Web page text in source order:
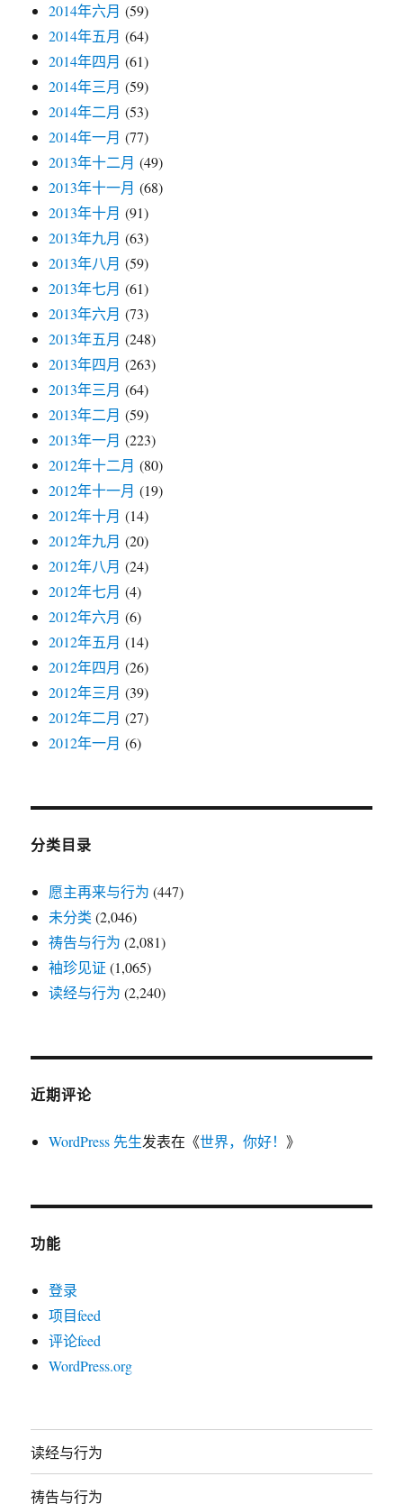
2014年六月 (59)
2014年五月 (64)
2014年四月 (61)
2014年三月 (59)
2014年二月 (53)
2014年一月 (77)
2013年十二月 (49)
2013年十一月 (68)
2013年十月 (91)
2013年九月 (63)
2013年八月 (59)
2013年七月 (61)
2013年六月 (73)
2013年五月 (248)
2013年四月 (263)
2013年三月 (64)
2013年二月 (59)
2013年一月 (223)
2012年十二月 (80)
2012年十一月 (19)
2012年十月 (14)
2012年九月 (20)
2012年八月 (24)
2012年七月 (4)
2012年六月 (6)
2012年五月 (14)
2012年四月 (26)
2012年三月 (39)
2012年二月 (27)
2012年一月 (6)
分类目录
愿主再来与行为 (447)
未分类 (2,046)
祷告与行为 (2,081)
袖珍见证 (1,065)
读经与行为 (2,240)
近期评论
WordPress 先生发表在《世界，你好！》
功能
登录
项目feed
评论feed
WordPress.org
读经与行为
祷告与行为